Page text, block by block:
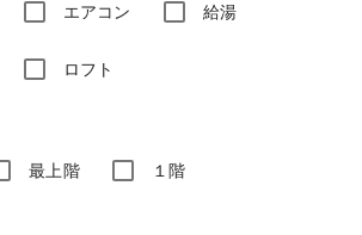
エアコン 給湯
ロフト
最上階 １階